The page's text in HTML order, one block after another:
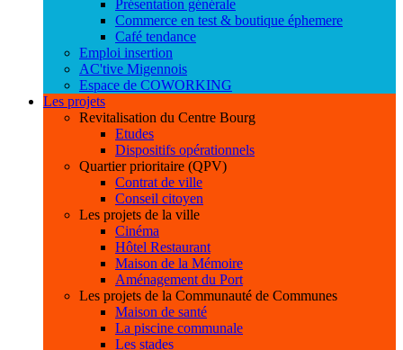
Présentation générale
Commerce en test & boutique éphemere
Café tendance
Emploi insertion
AC'tive Migennois
Espace de COWORKING
Les projets
Revitalisation du Centre Bourg
Etudes
Dispositifs opérationnels
Quartier prioritaire (QPV)
Contrat de ville
Conseil citoyen
Les projets de la ville
Cinéma
Hôtel Restaurant
Maison de la Mémoire
Aménagement du Port
Les projets de la Communauté de Communes
Maison de santé
La piscine communale
Les stades